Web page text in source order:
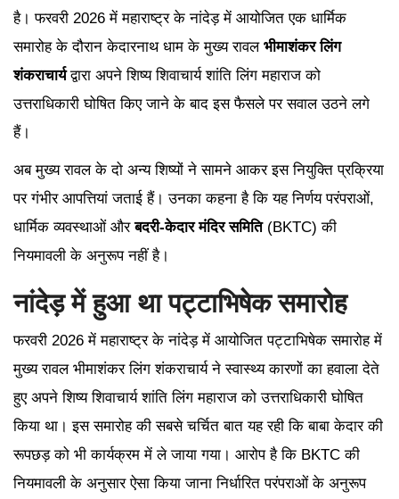
है। फरवरी 2026 में महाराष्ट्र के नांदेड़ में आयोजित एक धार्मिक
समारोह के दौरान केदारनाथ धाम के मुख्य रावल भीमाशंकर लिंग
शंकराचार्यद्वारा अपने शिष्य शिवाचार्य शांति लिंग महाराज को
उत्तराधिकारी घोषित किए जाने के बाद इस फैसले पर सवाल उठने लगे
हैं।
अब मुख्य रावल के दो अन्य शिष्यों ने सामने आकर इस नियुक्ति प्रक्रिया
पर गंभीर आपत्तियां जताई हैं। उनका कहना है कि यह निर्णय परंपराओं,
धार्मिक व्यवस्थाओं औरबदरी-केदार मंदिर समिति(BKTC) की
नियमावली के अनुरूप नहीं है।
नांदेड़ में हुआ था पट्टाभिषेक समारोह
फरवरी 2026 में महाराष्ट्र के नांदेड़ में आयोजित पट्टाभिषेक समारोह में
मुख्य रावल भीमाशंकर लिंग शंकराचार्य ने स्वास्थ्य कारणों का हवाला देते
हुए अपने शिष्य शिवाचार्य शांति लिंग महाराज को उत्तराधिकारी घोषित
किया था। इस समारोह की सबसे चर्चित बात यह रही कि बाबा केदार की
रूपछड़ को भी कार्यक्रम में ले जाया गया। आरोप है कि BKTC की
नियमावली के अनुसार ऐसा किया जाना निर्धारित परंपराओं के अनुरूप